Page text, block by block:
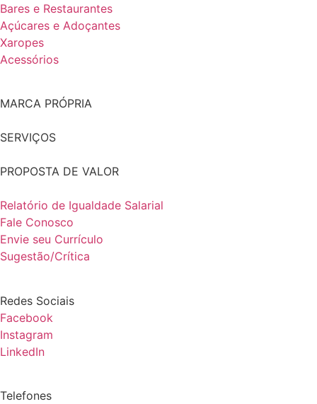
Bares e Restaurantes
Açúcares e Adoçantes
Xaropes
Acessórios
MARCA PRÓPRIA
SERVIÇOS
PROPOSTA DE VALOR
Relatório de Igualdade Salarial
Fale Conosco
Envie seu Currículo
Sugestão/Crítica
Redes Sociais
Facebook
Instagram
LinkedIn
Telefones